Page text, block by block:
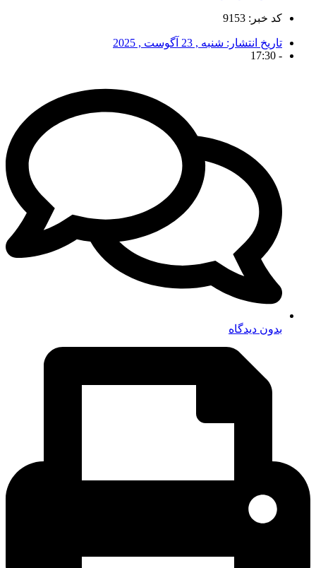
کد خبر: 9153
تاریخ انتشار: شنبه , 23 آگوست , 2025
-
17:30
بدون دیدگاه